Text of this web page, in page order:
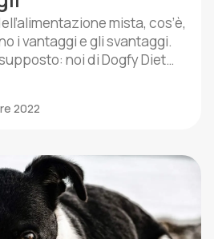
mista, cos’è,
i vantaggi e gli svantaggi.
noi di Dogfy Diet
casalinga sia la
2022